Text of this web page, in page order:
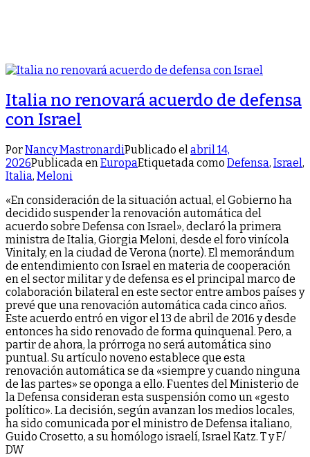
Italia no renovará acuerdo de defensa
con Israel
PorNancy MastronardiPublicado el abril 14,
2026Publicada en EuropaEtiquetada como Defensa, Israel,
Italia, Meloni
«En consideración de la situación actual, el Gobierno ha
decidido suspender la renovación automática del
acuerdo sobre Defensa con Israel», declaró la primera
ministra de Italia, Giorgia Meloni, desde el foro vinícola
Vinitaly, en la ciudad de Verona (norte). El memorándum
de entendimiento con Israel en materia de cooperación
en el sector militar y de defensa es el principal marco de
colaboración bilateral en este sector entre ambos países y
prevé que una renovación automática cada cinco años.
Este acuerdo entró en vigor el 13 de abril de 2016 y desde
entonces ha sido renovado de forma quinquenal. Pero, a
partir de ahora, la prórroga no será automática sino
puntual. Su artículo noveno establece que esta
renovación automática se da «siempre y cuando ninguna
de las partes» se oponga a ello. Fuentes del Ministerio de
la Defensa consideran esta suspensión como un «gesto
político». La decisión, según avanzan los medios locales,
ha sido comunicada por el ministro de Defensa italiano,
Guido Crosetto, a su homólogo israelí, Israel Katz. T y F/
DW